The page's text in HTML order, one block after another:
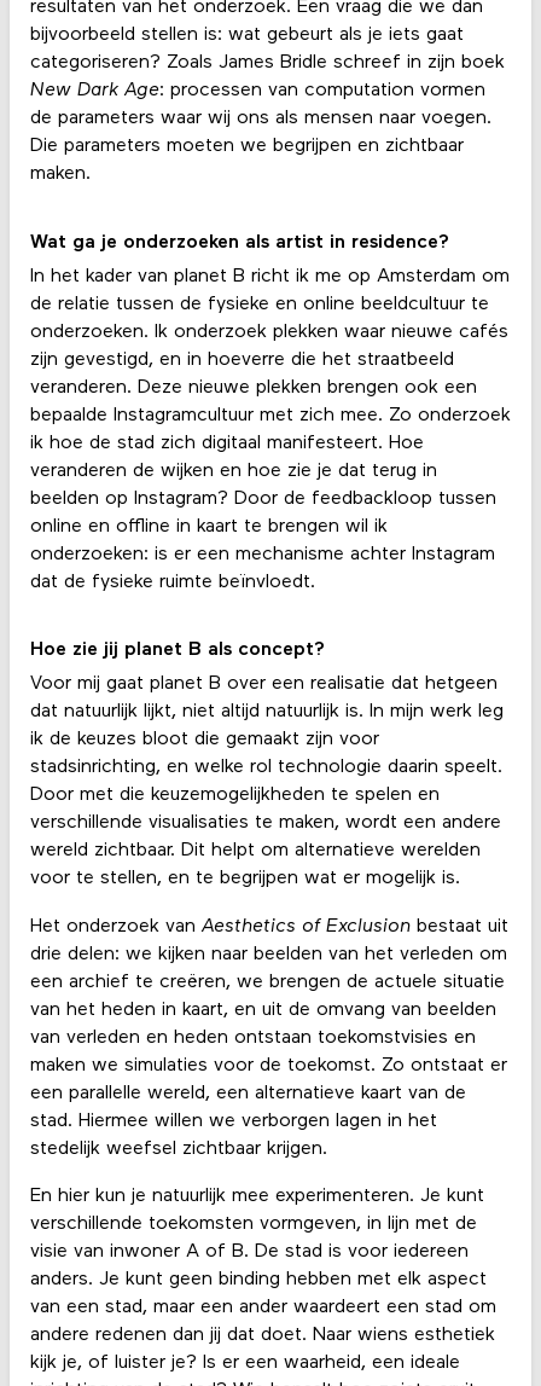
resultaten van het onderzoek. Een vraag die we dan
bijvoorbeeld stellen is: wat gebeurt als je iets gaat
categoriseren? Zoals James Bridle schreef in zijn boek
New Dark Age: processen van computation vormen
de parameters waar wij ons als mensen naar voegen.
Die parameters moeten we begrijpen en zichtbaar
maken.
Wat ga je onderzoeken als artist in residence?
In het kader van planet B richt ik me op Amsterdam om
de relatie tussen de fysieke en online beeldcultuur te
onderzoeken. Ik onderzoek plekken waar nieuwe cafés
zijn gevestigd, en in hoeverre die het straatbeeld
veranderen. Deze nieuwe plekken brengen ook een
bepaalde Instagramcultuur met zich mee. Zo onderzoek
ik hoe de stad zich digitaal manifesteert. Hoe
veranderen de wijken en hoe zie je dat terug in
beelden op Instagram? Door de feedbackloop tussen
online en offline in kaart te brengen wil ik
onderzoeken: is er een mechanisme achter Instagram
dat de fysieke ruimte beïnvloedt.
Hoe zie jij planet B als concept?
Voor mij gaat planet B over een realisatie dat hetgeen
dat natuurlijk lijkt, niet altijd natuurlijk is. In mijn werk leg
ik de keuzes bloot die gemaakt zijn voor
stadsinrichting, en welke rol technologie daarin speelt.
Door met die keuzemogelijkheden te spelen en
verschillende visualisaties te maken, wordt een andere
wereld zichtbaar. Dit helpt om alternatieve werelden
voor te stellen, en te begrijpen wat er mogelijk is.
Het onderzoek vanAesthetics of Exclusionbestaat uit
drie delen: we kijken naar beelden van het verleden om
een archief te creëren, we brengen de actuele situatie
van het heden in kaart, en uit de omvang van beelden
van verleden en heden ontstaan toekomstvisies en
maken we simulaties voor de toekomst. Zo ontstaat er
een parallelle wereld, een alternatieve kaart van de
stad. Hiermee willen we verborgen lagen in het
stedelijk weefsel zichtbaar krijgen.
En hier kun je natuurlijk mee experimenteren. Je kunt
verschillende toekomsten vormgeven, in lijn met de
visie van inwoner A of B. De stad is voor iedereen
anders. Je kunt geen binding hebben met elk aspect
van een stad, maar een ander waardeert een stad om
andere redenen dan jij dat doet. Naar wiens esthetiek
kijk je, of luister je? Is er een waarheid, een ideale